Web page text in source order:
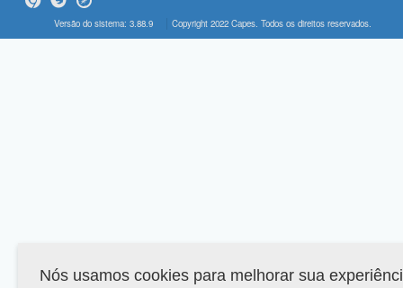
Versão do sistema: 3.88.9 Copyright 2022 Capes. Todos os direitos reservados.
Nós usamos cookies para melhorar sua